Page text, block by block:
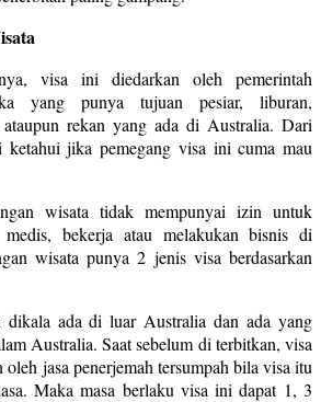
visa ini diedarkan oleh pemerintah
yang punya tujuan pesiar, liburan,
rekan yang ada di Australia. Dari
ketahui jika pemegang visa ini cuma mau
wisata tidak mempunyai izin untuk
medis, bekerja atau melakukan bisnis di
wisata punya 2 jenis visa berdasarkan
ada di luar Australia dan ada yang
Australia. Saat sebelum di terbitkan, visa
jasa penerjemah tersumpah bila visa itu
Maka masa berlaku visa ini dapat 1, 3